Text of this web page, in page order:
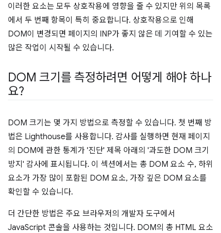
이러한 요소는 모두 상호작용에 영향을 줄 수 있지만 위의 목록
에서 두 번째 항목이 특히 중요합니다. 상호작용으로 인해
DOM이 변경되면 페이지의 INP가 좋지 않은 데 기여할 수 있는
많은 작업이 시작될 수 있습니다.
DOM 크기를 측정하려면 어떻게 해야 하나
요?
DOM 크기는 몇 가지 방법으로 측정할 수 있습니다. 첫 번째 방
법은 Lighthouse를 사용합니다. 감사를 실행하면 현재 페이지
의 DOM에 관한 통계가 '진단' 제목 아래의 '과도한 DOM 크기
방지' 감사에 표시됩니다. 이 섹션에서는 총 DOM 요소 수, 하위
요소가 가장 많이 포함된 DOM 요소, 가장 깊은 DOM 요소를
확인할 수 있습니다.
더 간단한 방법은 주요 브라우저의 개발자 도구에서
JavaScript 콘솔을 사용하는 것입니다. DOM의 총 HTML 요소